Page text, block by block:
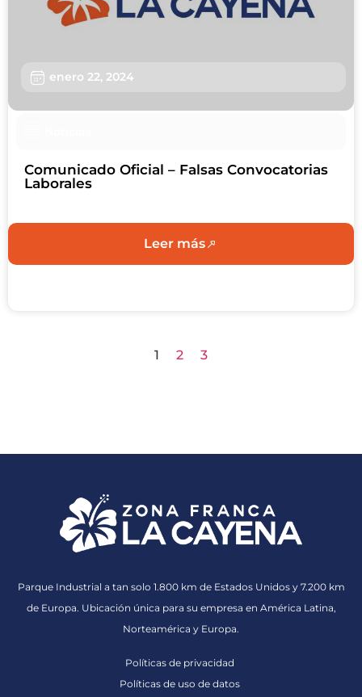
enero 22, 2024
Comunicado Oficial – Falsas Convocatorias
Laborales
Leer más
1 2 3
Parque Industrial a tan solo 1.800 km de Estados Unidos y 7.200 km
de Europa. Ubicación única para su empresa en América Latina,
Norteamérica y Europa.
Políticas de privacidad
Políticas de uso de datos